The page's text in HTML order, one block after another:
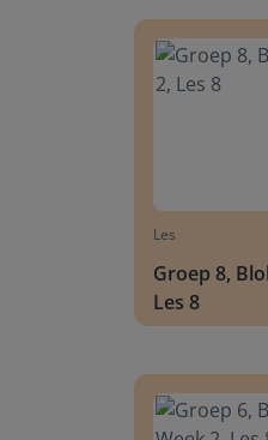
Les
Groep 8,
Les 8